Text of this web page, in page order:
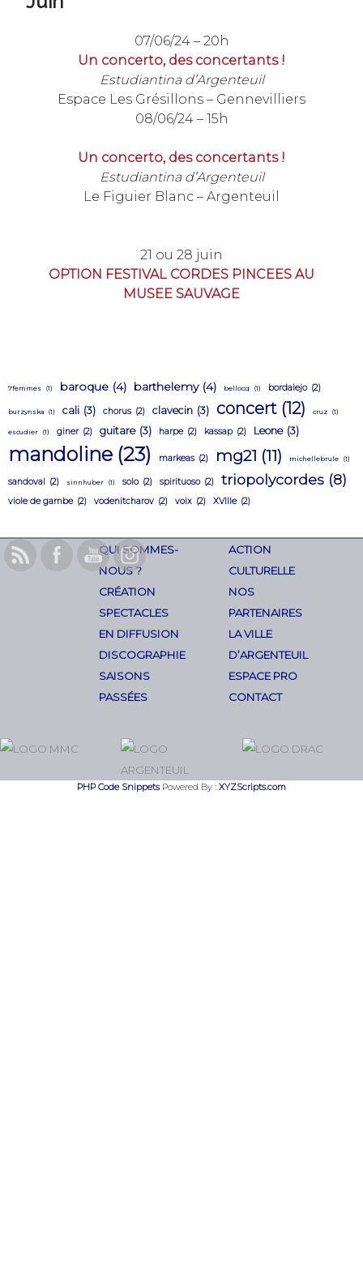
07/06/24 – 20h
Un concerto, des concertants !
Estudiantina d’Argenteuil
Espace Les Grésillons – Gennevilliers
08/06/24 – 15h
Un concerto, des concertants !
Estudiantina d’Argenteuil
Le Figuier Blanc – Argenteuil
21 ou 28 juin
OPTION FESTIVAL CORDES PINCEES AU
MUSEE SAUVAGE
7femmes (1) baroque (4) barthelemy (4) bellocq (1) bordalejo (2)
burzynska (1) cali (3) chorus (2) clavecin (3) concert (12) cruz (1)
escudier (1) giner (2) guitare (3) harpe (2) kassap (2) Leone (3)
mandoline (23) markeas (2) mg21 (11) michellebrule (1)
sandoval (2) sinnhuber (1) solo (2) spirituoso (2) triopolycordes (8)
viole de gambe (2) vodenitcharov (2) voix (2) XVIIIe (2)
QUI SOMMES-
NOUS ?
CRÉATION
SPECTACLES
EN DIFFUSION
DISCOGRAPHIE
SAISONS
PASSÉES
ACTION
CULTURELLE
NOS
PARTENAIRES
LA VILLE
D’ARGENTEUIL
ESPACE PRO
CONTACT
PHP Code SnippetsPowered By : XYZScripts.com